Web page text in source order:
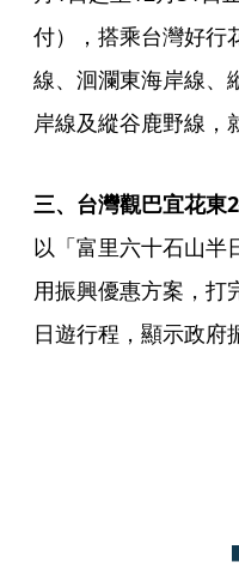
付），搭乘台灣好行
線、洄瀾東海岸線、
岸線及縱谷鹿野線，
三、台灣觀巴宜花東
以「富里六十石山半
用振興優惠方案，打
日遊行程，顯示政府